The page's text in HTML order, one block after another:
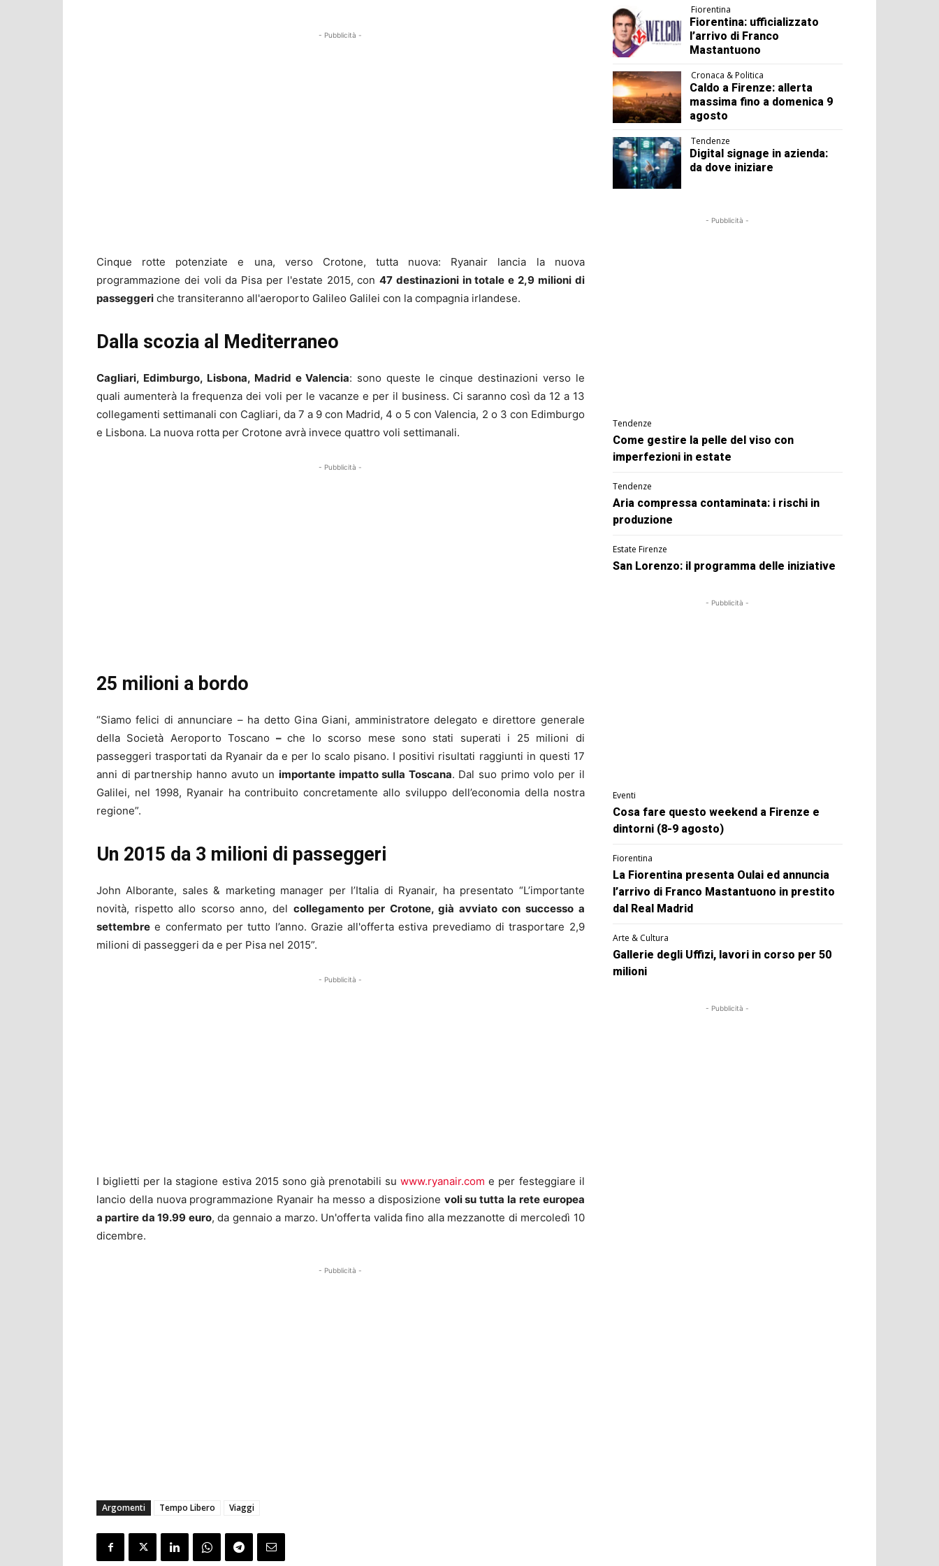
- Pubblicità -
Cinque rotte potenziate e una, verso Crotone, tutta nuova: Ryanair lancia la nuova
programmazione dei voli da Pisa per l'estate 2015, con47 destinazioni in totale e 2,9 milioni di
passeggeri che transiteranno all'aeroporto Galileo Galilei con la compagnia irlandese.
Dalla scozia al Mediterraneo
Cagliari, Edimburgo, Lisbona, Madrid e Valencia: sono queste le cinque destinazioni verso le
quali aumenterà la frequenza dei voli per le vacanze e per il business. Ci saranno così da 12 a 13
collegamenti settimanali con Cagliari, da 7 a 9 con Madrid, 4 o 5 con Valencia, 2 o 3 con Edimburgo
e Lisbona. La nuova rotta per Crotone avrà invece quattro voli settimanali.
- Pubblicità -
25 milioni a bordo
“Siamo felici di annunciare – ha detto Gina Giani, amministratore delegato e direttore generale
della Società Aeroporto Toscano –che lo scorso mese sono stati superati i 25 milioni di
passeggeri trasportati da Ryanair da e per lo scalo pisano. I positivi risultati raggiunti in questi 17
anni di partnership hanno avuto un importante impatto sulla Toscana. Dal suo primo volo per il
Galilei, nel 1998, Ryanair ha contribuito concretamente allo sviluppo dell’economia della nostra
regione”.
Un 2015 da 3 milioni di passeggeri
John Alborante, sales & marketing manager per l’Italia di Ryanair, ha presentato “L’importante
novità, rispetto allo scorso anno, del collegamento per Crotone, già avviato con successo a
settembre e confermato per tutto l’anno. Grazie all'offerta estiva prevediamo di trasportare 2,9
milioni di passeggeri da e per Pisa nel 2015”.
- Pubblicità -
I biglietti per la stagione estiva 2015 sono già prenotabili suwww.ryanair.com e per festeggiare il
lancio della nuova programmazione Ryanair ha messo a disposizione voli su tutta la rete europea
a partire da 19.99 euro, da gennaio a marzo. Un'offerta valida fino alla mezzanotte di mercoledì 10
dicembre.
- Pubblicità -
Argomenti Tempo Libero Viaggi
Fiorentina
Fiorentina: ufficializzato
l’arrivo di Franco
Mastantuono
Cronaca & Politica
Caldo a Firenze: allerta
massima fino a domenica 9
agosto
Tendenze
Digital signage in azienda:
da dove iniziare
- Pubblicità -
Tendenze
Come gestire la pelle del viso con
imperfezioni in estate
Tendenze
Aria compressa contaminata: i rischi in
produzione
Estate Firenze
San Lorenzo: il programma delle iniziative
- Pubblicità -
Eventi
Cosa fare questo weekend a Firenze e
dintorni (8-9 agosto)
Fiorentina
La Fiorentina presenta Oulai ed annuncia
l’arrivo di Franco Mastantuono in prestito
dal Real Madrid
Arte & Cultura
Gallerie degli Uffizi, lavori in corso per 50
milioni
- Pubblicità -